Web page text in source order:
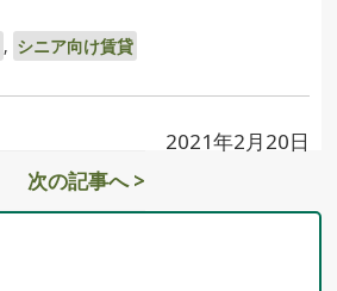
, シニア向け賃貸
2021年2月20日
次の記事へ >